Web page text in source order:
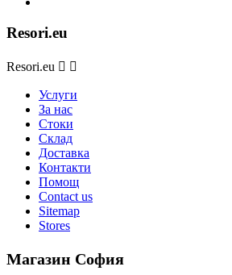
Resori.eu
Resori.eu  
Услуги
За нас
Стоки
Склад
Доставка
Контакти
Помощ
Contact us
Sitemap
Stores
Магазин София